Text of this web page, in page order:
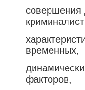
совершения
временных,
факторов,